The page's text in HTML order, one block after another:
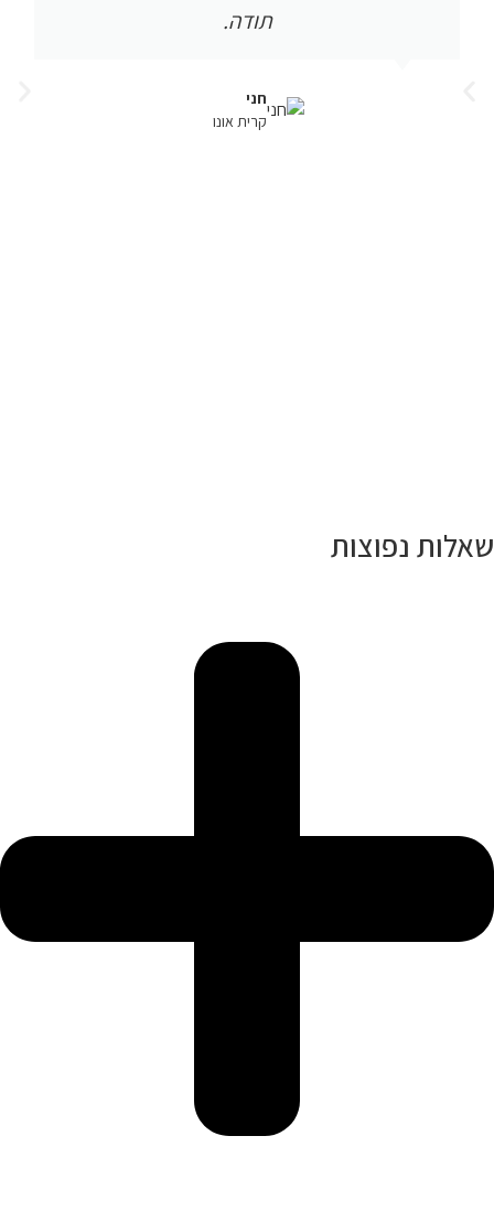
תודה.
חני
קרית אונו
שאלות נפוצות